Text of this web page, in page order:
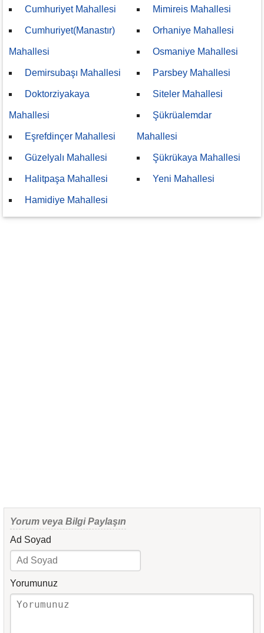
Cumhuriyet Mahallesi
Cumhuriyet(Manastır)
Mahallesi
Demirsubaşı Mahallesi
Doktorziyakaya
Mahallesi
Eşrefdinçer Mahallesi
Güzelyalı Mahallesi
Halitpaşa Mahallesi
Hamidiye Mahallesi
Mimireis Mahallesi
Orhaniye Mahallesi
Osmaniye Mahallesi
Parsbey Mahallesi
Siteler Mahallesi
Şükrüalemdar
Mahallesi
Şükrükaya Mahallesi
Yeni Mahallesi
Yorum veya Bilgi Paylaşın
Ad Soyad
Yorumunuz